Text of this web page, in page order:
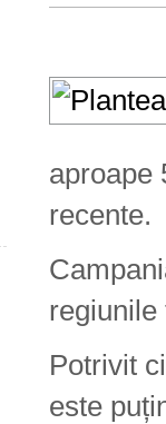
aproape
recente.
Potrivit
este